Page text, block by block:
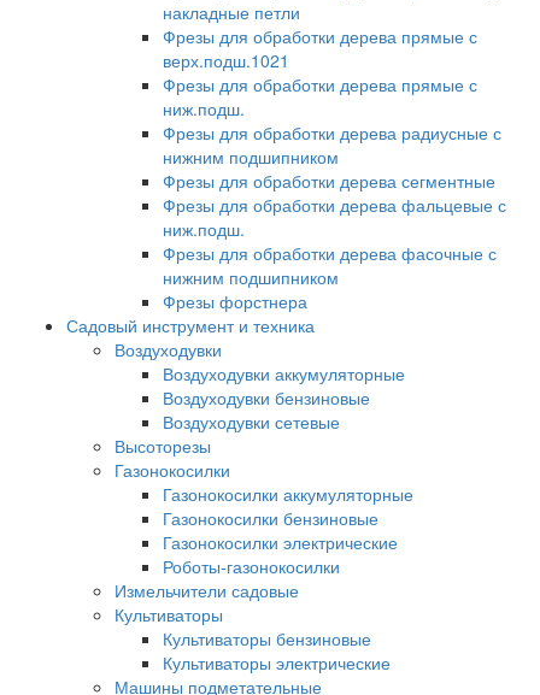
накладные петли
Фрезы для обработки дерева прямые с
верх.подш.1021
Фрезы для обработки дерева прямые с
ниж.подш.
Фрезы для обработки дерева радиусные с
нижним подшипником
Фрезы для обработки дерева сегментные
Фрезы для обработки дерева фальцевые с
ниж.подш.
Фрезы для обработки дерева фасочные с
нижним подшипником
Фрезы форстнера
Садовый инструмент и техника
Воздуходувки
Воздуходувки аккумуляторные
Воздуходувки бензиновые
Воздуходувки сетевые
Высоторезы
Газонокосилки
Газонокосилки аккумуляторные
Газонокосилки бензиновые
Газонокосилки электрические
Роботы-газонокосилки
Измельчители садовые
Культиваторы
Культиваторы бензиновые
Культиваторы электрические
Машины подметательные